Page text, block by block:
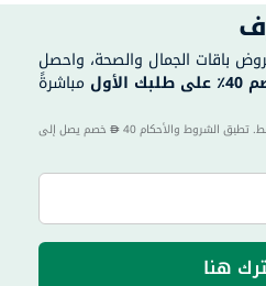
باقات الجمال والصحة، واحصل
الأول
هنا